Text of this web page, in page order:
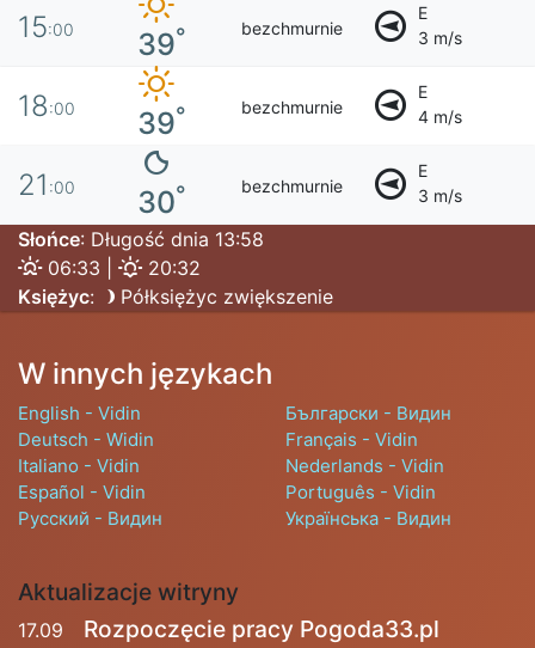
15:00 39° bezchmurnie
E
3 m/s
18:00 39° bezchmurnie
E
4 m/s
21 :00 30° bezchmurnie
E
3 m/s
Słońce: Długość dnia 13:58
06:33 |
20:32
Księżyc: Półksiężyc zwiększenie
W innych językach
English - Vidin
Български - Видин
Deutsch - Widin
Français - Vidin
Italiano - Vidin
Nederlands - Vidin
Español - Vidin
Português - Vidin
Русский - Видин
Українська - Видин
Aktualizacje witryny
17.09 Rozpoczęcie pracy Pogoda33.pl